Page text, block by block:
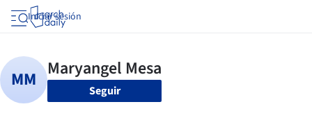
Iniciar sesión
Seguir